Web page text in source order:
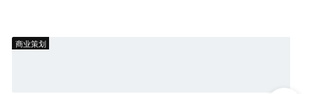
商业策划